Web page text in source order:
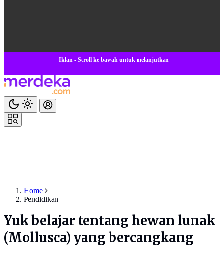
Iklan - Scroll ke bawah untuk melanjutkan
Home
Pendidikan
Yuk belajar tentang hewan lunak
(Mollusca) yang bercangkang